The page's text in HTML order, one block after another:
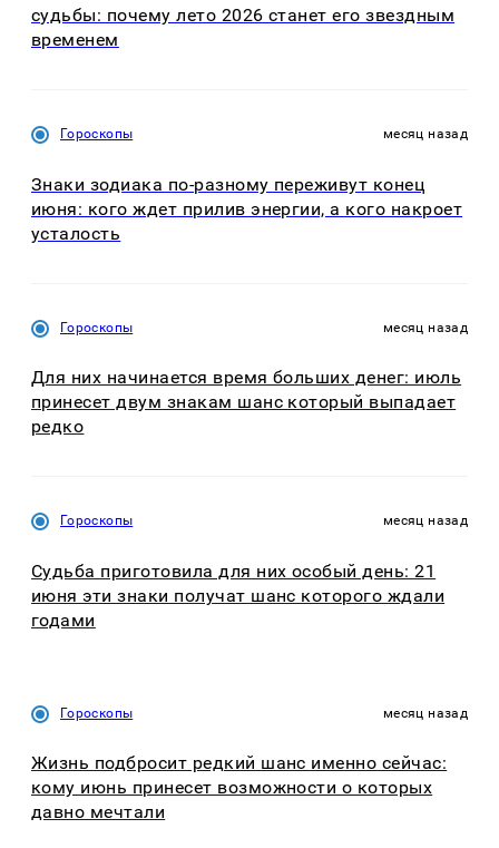
судьбы: почему лето 2026 станет его звездным
временем
Гороскопы месяц назад
Знаки зодиака по-разному переживут конец
июня: кого ждет прилив энергии, а кого накроет
усталость
Гороскопы месяц назад
Для них начинается время больших денег: июль
принесет двум знакам шанс который выпадает
редко
Гороскопы месяц назад
Судьба приготовила для них особый день: 21
июня эти знаки получат шанс которого ждали
годами
Гороскопы месяц назад
Жизнь подбросит редкий шанс именно сейчас:
кому июнь принесет возможности о которых
давно мечтали